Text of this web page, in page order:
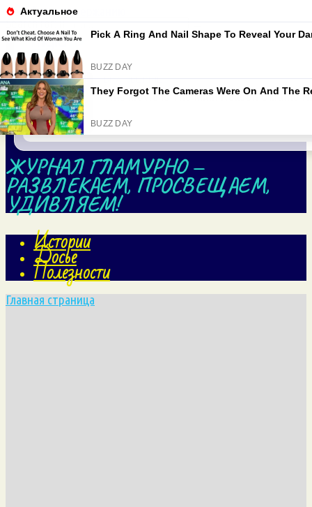
Перейти к содержанию
ЖУРНАЛ ГЛАМУРНО —
РАЗВЛЕКАЕМ, ПРОСВЕЩАЕМ,
УДИВЛЯЕМ!
Истории
Досье
Полезности
Главная страница